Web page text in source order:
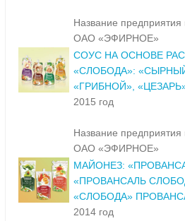
Название предприятия
ОАО «ЭФИРНОЕ»
СОУС НА ОСНОВЕ
«СЛОБОДА»:
«ГРИБНОЙ»,
2015 год
Название предприятия
ОАО «ЭФИРНОЕ»
МАЙОНЕЗ:
«ПРОВАНСАЛЬ
«СЛОБОДА»
2014 год